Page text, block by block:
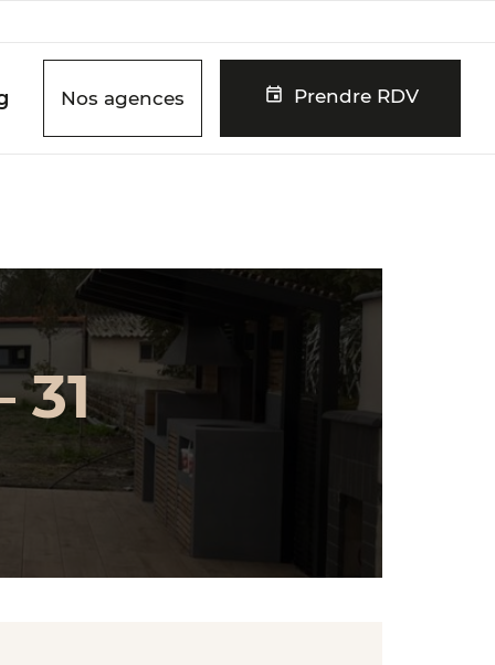
Nos agences Prendre RDV
31